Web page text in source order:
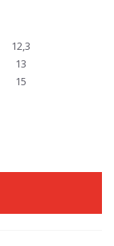
12,3
13
15